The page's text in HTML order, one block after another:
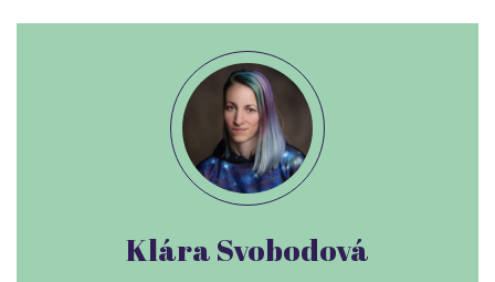
Klára Svobodová